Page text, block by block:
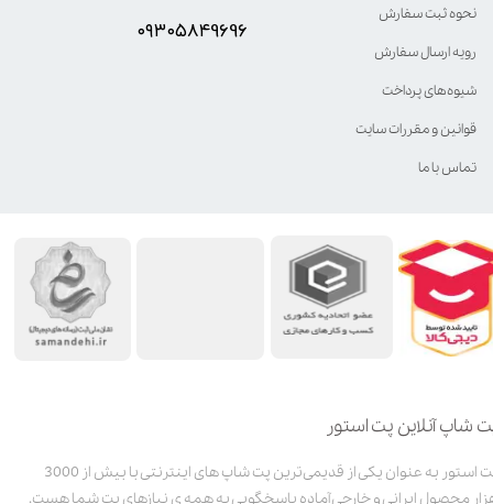
شاپ آنلاین پت استور
پت استور به عنوان یکی از قدیمی‌ترین پت شاپ های اینترنتی با بیش از 3000
محصول ایرانی و خارجی آماده پاسخگویی به همه ی نیازهای پت شما هست.
نحوه ثبت سفارش
رویه ارسال سفارش
شیوه‌های پرداخت
قوانین و مقررات سایت
تماس با ما
۰۹۳۰۵8۴9696